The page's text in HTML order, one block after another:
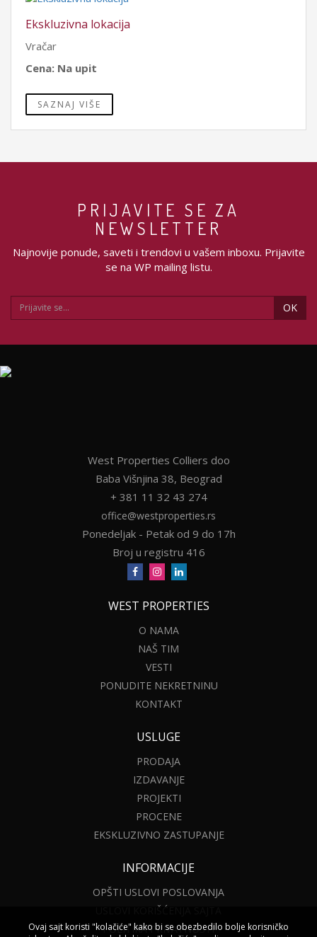
Ekskluzivna lokacija
Vračar
Cena: Na upit
SAZNAJ VIŠE
PRIJAVITE SE ZA
NEWSLETTER
Najnovije ponude, saveti i trendovi u vašem inboxu. Prijavite
se na WP mailing listu.
OK
West Properties Colliers doo
Baba Višnjina 38, Beograd
+ 381 11 32 43 274
office@westproperties.rs
Ponedeljak - Petak od 9 do 17h
Broj u registru 416
WEST PROPERTIES
O NAMA
NAŠ TIM
VESTI
PONUDITE NEKRETNINU
KONTAKT
USLUGE
PRODAJA
IZDAVANJE
PROJEKTI
PROCENE
EKSKLUZIVNO ZASTUPANJE
INFORMACIJE
OPŠTI USLOVI POSLOVANJA
USLOVI KORIŠĆENJA SAJTA
POLITIKA PRIVATNOSTI
Ovaj sajt koristi "kolačiće" kako bi se obezbedilo bolje korisničko